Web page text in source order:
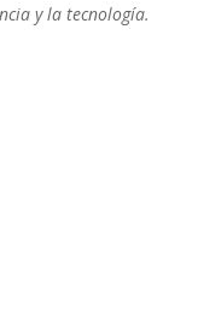
y la tecnología.